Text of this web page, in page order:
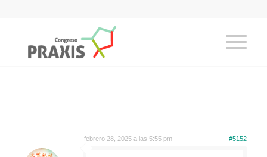
febrero 28, 2025 a las 5:55 pm #5152